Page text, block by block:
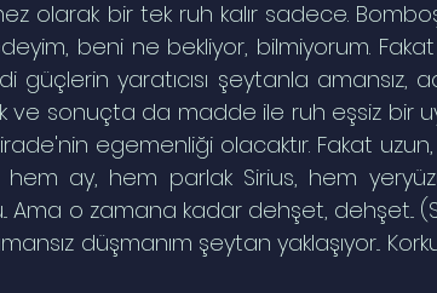
olarak bir tek ruh kalır sadece.
beni ne bekliyor, bilmiyorum.
yaratıcısı şeytanla amansız,
ve sonuçta da madde ile ruh eşsiz bir
egemenliği olacaktır. Fakat
hem ay, hem parlak Sirius, hem
o zamana kadar dehşet, dehşet...
düşmanım şeytan yaklaşıyor...